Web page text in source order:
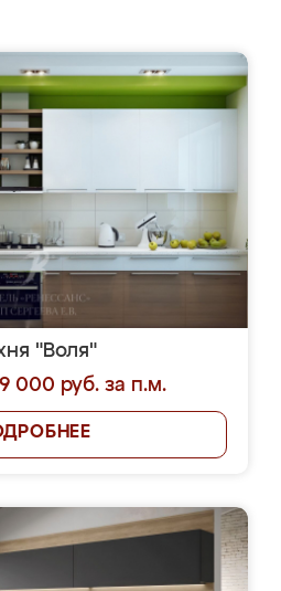
"Воля"
000 руб. за п.м.